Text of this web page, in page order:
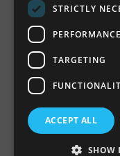
Политика
STRICTLY
PERFORMANCE
TARGETING
ACCEPT ALL
SHOW